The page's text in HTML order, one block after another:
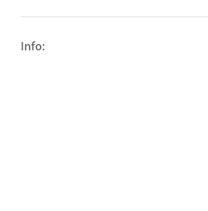
Info: